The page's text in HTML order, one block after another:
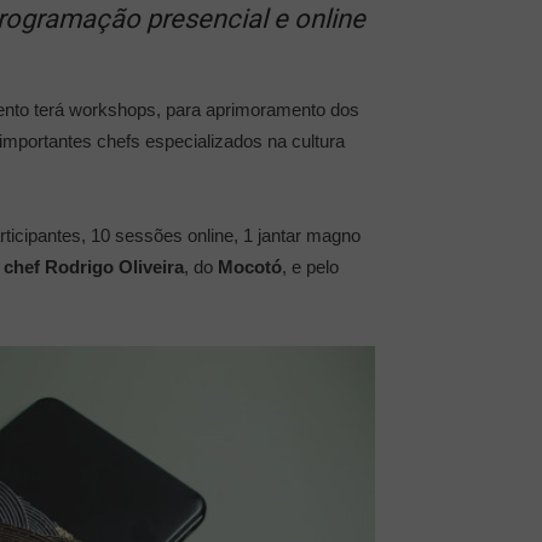
presencial e online
terá workshops, para aprimoramento dos
chefs especializados na cultura
10 sessões online, 1 jantar magno
chef Rodrigo Oliveira, do Mocotó, e pelo